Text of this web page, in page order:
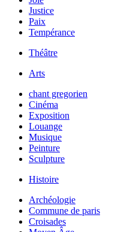
Justice
Paix
Tempérance
Théâtre
Arts
chant gregorien
Cinéma
Exposition
Louange
Musique
Peinture
Sculpture
Histoire
Archéologie
Commune de paris
Croisades